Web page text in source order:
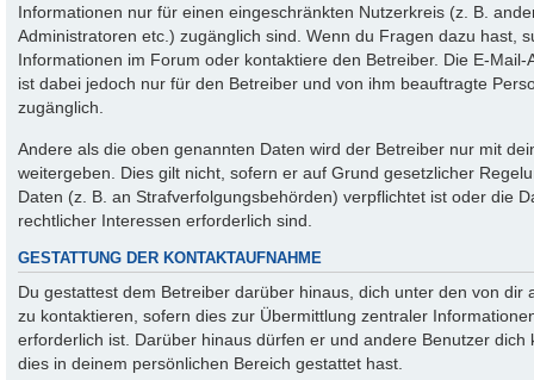
Informationen nur für einen eingeschränkten Nutzerkreis (z. B.
Administratoren etc.) zugänglich sind. Wenn du Fragen dazu hast,
Informationen im Forum oder kontaktiere den Betreiber. Die E-Mail-
ist dabei jedoch nur für den Betreiber und von ihm beauftragte
zugänglich.
Andere als die oben genannten Daten wird der Betreiber nur mit
weitergeben. Dies gilt nicht, sofern er auf Grund gesetzlicher
Daten (z. B. an Strafverfolgungsbehörden) verpflichtet ist oder die
rechtlicher Interessen erforderlich sind.
GESTATTUNG DER KONTAKTAUFNAHME
Du gestattest dem Betreiber darüber hinaus, dich unter den von dir
zu kontaktieren, sofern dies zur Übermittlung zentraler
erforderlich ist. Darüber hinaus dürfen er und andere Benutzer dich
dies in deinem persönlichen Bereich gestattet hast.